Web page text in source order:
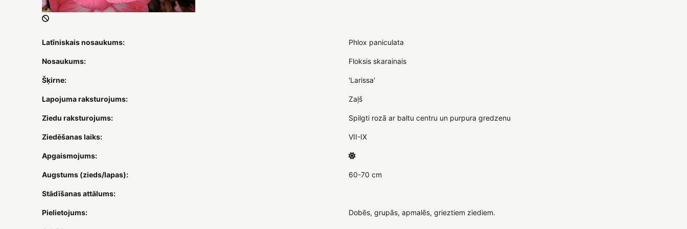
Latīniskais nosaukums: Phlox paniculata
Nosaukums: Floksis skarainais
Šķirne: 'Larissa'
Lapojuma raksturojums: Zaļš
Ziedu raksturojums: Spilgti rozā ar baltu centru un purpura gredzenu
Ziedēšanas laiks: VII-IX
Apgaismojums:
Augstums (zieds/lapas): 60-70 cm
Stādīšanas attālums:
Pielietojums: Dobēs, grupās, apmalēs, grieztiem ziediem.